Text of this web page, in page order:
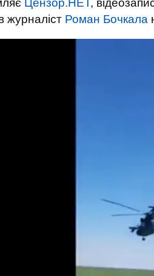
Цензор.НЕТ,
журналіст Роман Бочкала